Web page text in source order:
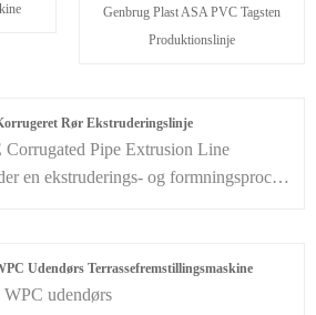
Genbrug Plast ASA PVC Tagsten
Produktionslinje
Rør Ekstruderingslinje
Corrugated Pipe Extrusion Line
en ekstruderings- og formningsproces,
vægstrukturdesign, skiller sig ud
plastrørmuligheder. Dens lette
Udendørs Terrassefremstillingsmaskine
WPC udendørs